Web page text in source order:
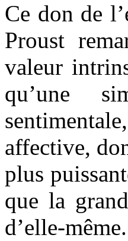
Ce don de
Proust
valeur
qu’une
affective,
plus
que la
d’elle-même.